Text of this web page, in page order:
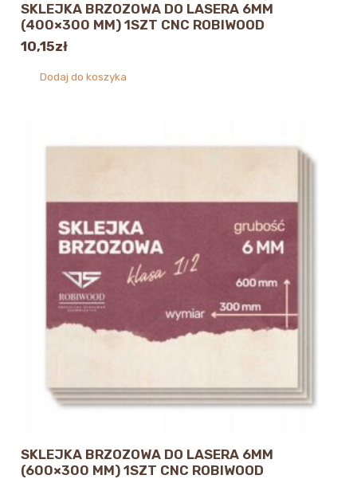
SKLEJKA BRZOZOWA DO LASERA 6MM
(400×300 MM) 1SZT CNC ROBIWOOD
10,15zł
Dodaj do koszyka
SKLEJKA BRZOZOWA DO LASERA 6MM
(600×300 MM) 1SZT CNC ROBIWOOD